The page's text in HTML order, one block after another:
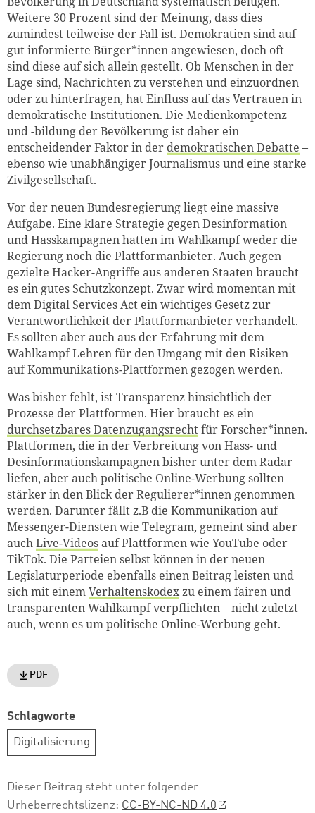
Weitere 30 Prozent sind der Meinung, dass dies
zumindestteilweise der Fall ist. Demokratien sind auf
gut informierte Bürger*innen angewiesen, doch oft
sind diese auf sich allein gestellt. Ob Menschen in der
Lage sind, Nachrichten zu verstehen und einzuordnen
oder zu hinterfragen, hat Einfluss auf das Vertrauen in
demokratische Institutionen. Die Medienkompetenz
und -bildung der Bevölkerung ist daher ein
entscheidender Faktor in der demokratischen Debatte –
ebenso wie unabhängiger Journalismus und eine starke
Zivilgesellschaft.
Vor der neuen Bundesregierung liegt eine massive
Aufgabe. Eine klare Strategie gegen Desinformation
und Hasskampagnen hatten im Wahlkampf weder die
Regierung noch die Plattformanbieter. Auch gegen
gezielte Hacker-Angriffe aus anderen Staaten braucht
es ein gutes Schutzkonzept. Zwar wird momentan mit
dem Digital Services Act ein wichtiges Gesetz zur
Verantwortlichkeit der Plattformanbieter verhandelt.
Es sollten aber auch aus der Erfahrung mit dem
Wahlkampf Lehren für den Umgang mit den Risiken
auf Kommunikations-Plattformen gezogen werden.
Was bisher fehlt, ist Transparenz hinsichtlich der
Prozesse der Plattformen. Hier braucht es ein
durchsetzbares Datenzugangsrechtfür Forscher*innen.
Plattformen, die in der Verbreitung von Hass- und
Desinformationskampagnen bisher unter dem Radar
liefen, aber auch politische Online-Werbung sollten
stärker in den Blick der Regulierer*innen genommen
werden. Darunter fällt z.B die Kommunikation auf
Messenger-Diensten wie Telegram, gemeint sind aber
auchLive-Videosauf Plattformen wie YouTube oder
TikTok. Die Parteien selbst können in der neuen
Legislaturperiode ebenfalls einen Beitrag leisten und
sich mit einemVerhaltenskodexzu einem fairen und
transparenten Wahlkampf verpflichten – nicht zuletzt
auch, wenn es um politische Online-Werbung geht.
PDF
Schlagworte
Digitalisierung
Dieser Beitrag steht unter folgender
Urheberrechtslizenz: CC-BY-NC-ND 4.0